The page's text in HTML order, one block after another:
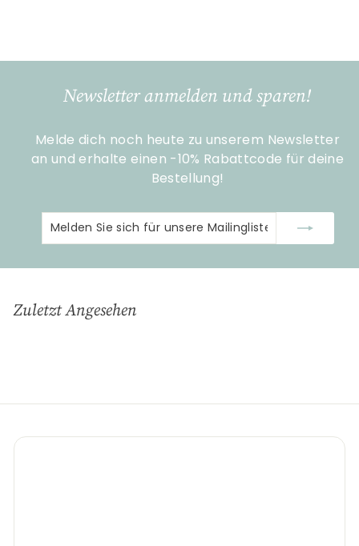
,
Newsletter anmelden und sparen!
Melde dich noch heute zu unserem Newsletter
an und erhalte einen -10% Rabattcode für deine
Bestellung!
Melden
Sie
für
Abonnieren
Zuletzt Angesehen